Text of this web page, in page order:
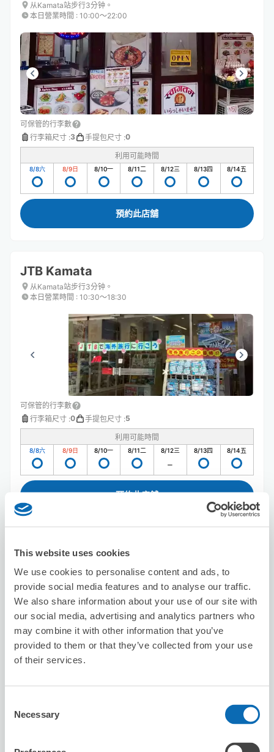
This website uses cookies
We use cookies to personalise content and ads, to
provide social media features and to analyse our traffic.
We also share information about your use of our site with
our social media, advertising and analytics partners who
may combine it with other information that you’ve
provided to them or that they’ve collected from your use
of their services.
Selection
Necessary
从Kamata站步行3分钟。
本日營業時間 : 10:00〜22:00
可保管的行李數
行李箱尺寸 :3 手提包尺寸 :0
利用可能時間
8/8六 8/9日 8/10一 8/11二 8/12三 8/13四 8/14五
預約此店舖
JTB Kamata
从Kamata站步行3分钟。
本日營業時間 : 10:30〜18:30
可保管的行李數
行李箱尺寸 :0 手提包尺寸 :5
利用可能時間
8/8六 8/9日 8/10一 8/11二 8/12三 8/13四 8/14五
預約此店舖
SITA Kamata store
从Kamata站步行4分钟。
09:30〜22:30
5.0★★ ★★★
★★ ★★★1 則評論
good place very convenient and easy to find
行李箱尺寸